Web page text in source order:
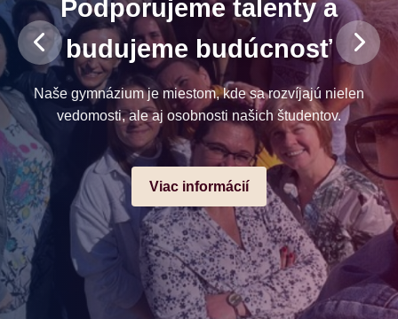
Podporujeme talenty a
budujeme budúcnosť
Naše gymnázium je miestom, kde sa rozvíjajú nielen
vedomosti, ale aj osobnosti našich študentov.
Viac informácií